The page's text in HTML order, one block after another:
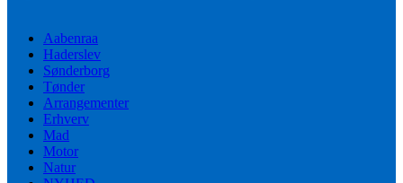
Aabenraa
Haderslev
Sønderborg
Tønder
Arrangementer
Erhverv
Mad
Motor
Natur